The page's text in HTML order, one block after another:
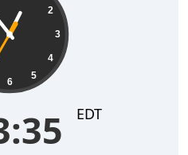
2
3
4
5
6
EDT